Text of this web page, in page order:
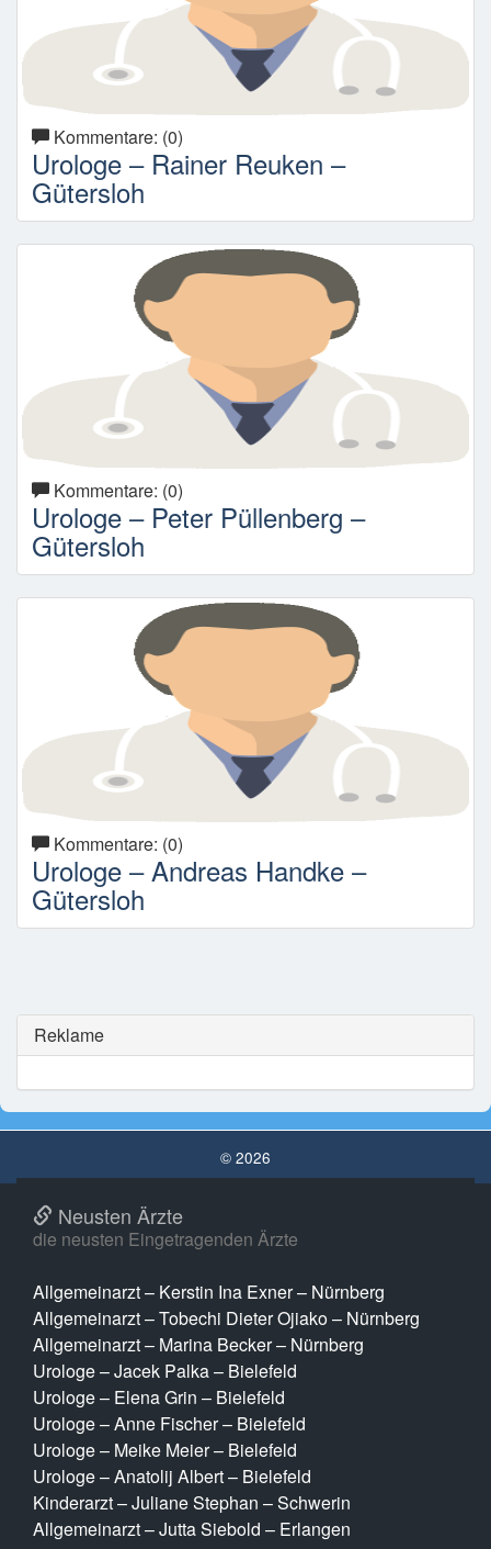
Kommentare: (0)
Urologe – Rainer Reuken –
Gütersloh
Kommentare: (0)
Urologe – Peter Püllenberg –
Gütersloh
Kommentare: (0)
Urologe – Andreas Handke –
Gütersloh
Reklame
© 2026
Neusten Ärzte
die neusten Eingetragenden Ärzte
Allgemeinarzt – Kerstin Ina Exner – Nürnberg
Allgemeinarzt – Tobechi Dieter Ojiako – Nürnberg
Allgemeinarzt – Marina Becker – Nürnberg
Urologe – Jacek Palka – Bielefeld
Urologe – Elena Grin – Bielefeld
Urologe – Anne Fischer – Bielefeld
Urologe – Meike Meier – Bielefeld
Urologe – Anatolij Albert – Bielefeld
Kinderarzt – Juliane Stephan – Schwerin
Allgemeinarzt – Jutta Siebold – Erlangen